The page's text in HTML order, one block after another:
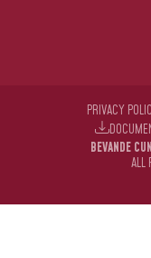
BEVANDE
PRIVACY